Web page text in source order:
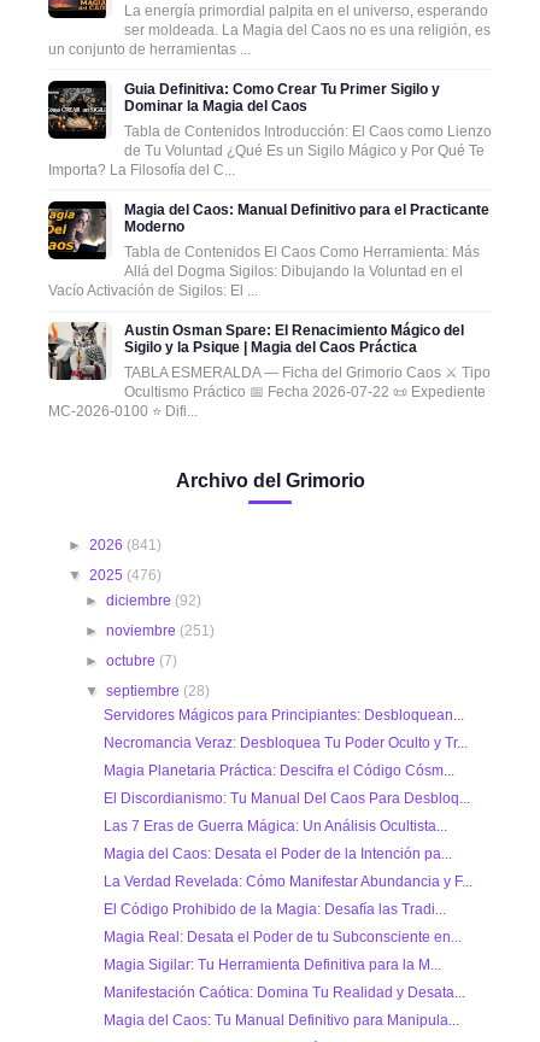
La energía primordial palpita en el universo, esperando
ser moldeada. La Magia del Caos no es una religión, es
un conjunto de herramientas ...
Guia Definitiva: Como Crear Tu Primer Sigilo y
Dominar la Magia del Caos
Tabla de Contenidos Introducción: El Caos como Lienzo
de Tu Voluntad ¿Qué Es un Sigilo Mágico y Por Qué Te
Importa? La Filosofía del C...
Magia del Caos: Manual Definitivo para el Practicante
Moderno
Tabla de Contenidos El Caos Como Herramienta: Más
Allá del Dogma Sigilos: Dibujando la Voluntad en el
Vacío Activación de Sigilos: El ...
Austin Osman Spare: El Renacimiento Mágico del
Sigilo y la Psique | Magia del Caos Práctica
TABLA ESMERALDA — Ficha del Grimorio Caos ⚔️ Tipo
Ocultismo Práctico 📅 Fecha 2026-07-22 📜 Expediente
MC-2026-0100 ⭐ Difi...
Archivo del Grimorio
► 2026 (841)
▼ 2025 (476)
►diciembre (92)
►noviembre (251)
►octubre (7)
▼septiembre (28)
Servidores Mágicos para Principiantes: Desbloquean...
Necromancia Veraz: Desbloquea Tu Poder Oculto y Tr...
Magia Planetaria Práctica: Descifra el Código Cósm...
El Discordianismo: Tu Manual Del Caos Para Desbloq...
Las 7 Eras de Guerra Mágica: Un Análisis Ocultista...
Magia del Caos: Desata el Poder de la Intención pa...
La Verdad Revelada: Cómo Manifestar Abundancia y F...
El Código Prohibido de la Magia: Desafía las Tradi...
Magia Real: Desata el Poder de tu Subconsciente en...
Magia Sigilar: Tu Herramienta Definitiva para la M...
Manifestación Caótica: Domina Tu Realidad y Desata...
Magia del Caos: Tu Manual Definitivo para Manipula...